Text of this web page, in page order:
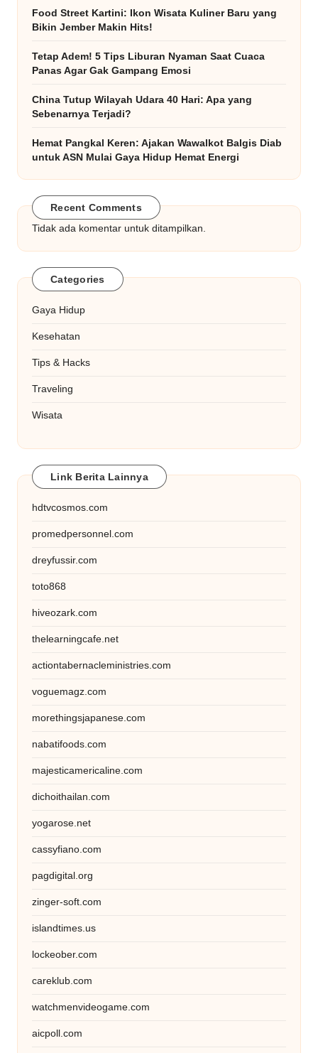
Food Street Kartini: Ikon Wisata Kuliner Baru yang
Bikin Jember Makin Hits!
Tetap Adem! 5 Tips Liburan Nyaman Saat Cuaca
Panas Agar Gak Gampang Emosi
China Tutup Wilayah Udara 40 Hari: Apa yang
Sebenarnya Terjadi?
Hemat Pangkal Keren: Ajakan Wawalkot Balgis Diab
untuk ASN Mulai Gaya Hidup Hemat Energi
Recent Comments
Tidak ada komentar untuk ditampilkan.
Categories
Gaya Hidup
Kesehatan
Tips & Hacks
Traveling
Wisata
Link Berita Lainnya
hdtvcosmos.com
promedpersonnel.com
dreyfussir.com
toto868
hiveozark.com
thelearningcafe.net
actiontabernacleministries.com
voguemagz.com
morethingsjapanese.com
nabatifoods.com
majesticamericaline.com
dichoithailan.com
yogarose.net
cassyfiano.com
pagdigital.org
zinger-soft.com
islandtimes.us
lockeober.com
careklub.com
watchmenvideogame.com
aicpoll.com